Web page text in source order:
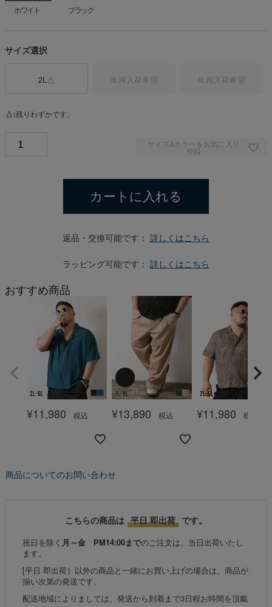
ホワイト ブラック
サイズ選択
2L △ 3L 再入荷希望 4L 再入荷希望
△ 残りわずかです。
サイズ&カラーをお気に入り
登録
カートに入れる
返品・交換可能です： 詳しくはこちら
ラッピング可能です： 詳しくはこちら
おすすめ商品
¥11,980 税込 ¥13,890 税込 ¥11,980 税込
商品についてのお問い合わせ
こちらの商品は 平日 即出荷 です。
祝日を除く 月～金 PM14:00までのご注文は、当日出荷いたし
ます。
[平日 即出荷］以外の商品と一緒にお買い上げの場合は、商品が
揃い次第の発送です。
配送地域によりましては、発送から到着まで3日程お時間を頂戴